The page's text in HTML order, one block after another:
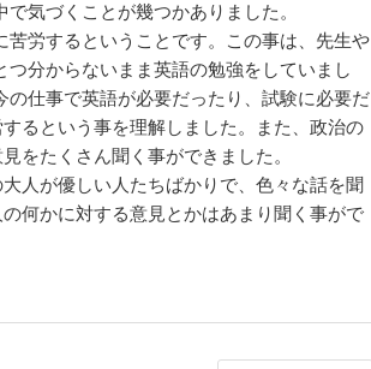
気づくことが幾つかありました。
労するということです。この事は、先生や
分からないまま英語の勉強をしていまし
仕事で英語が必要だったり、試験に必要だ
るという事を理解しました。また、政治の
をたくさん聞く事ができました。
人が優しい人たちばかりで、色々な話を聞
何かに対する意見とかはあまり聞く事がで